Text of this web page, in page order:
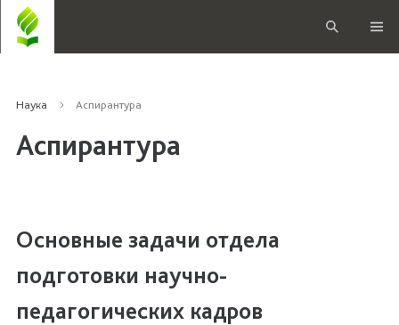
Наука Аспирантура
Аспирантура
Основные задачи отдела
подготовки научно-
педагогических кадров